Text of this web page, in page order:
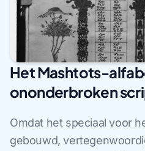
Het Mashtots-
ononderbroken
Omdat het speciaal voor
gebouwd,